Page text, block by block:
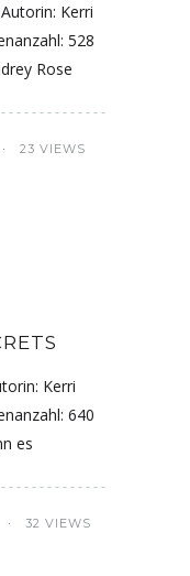
Kerri
528
Rose
23 VIEWS
Kerri
640
es
32 VIEWS